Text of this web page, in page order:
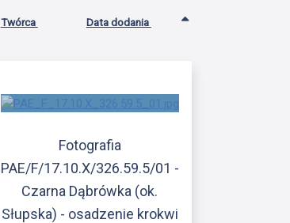
Twórca Data dodania
Fotografia
PAE/F/17.10.X/326.59.5/01 -
Czarna Dąbrówka (ok.
Słupska) - osadzenie krokwi